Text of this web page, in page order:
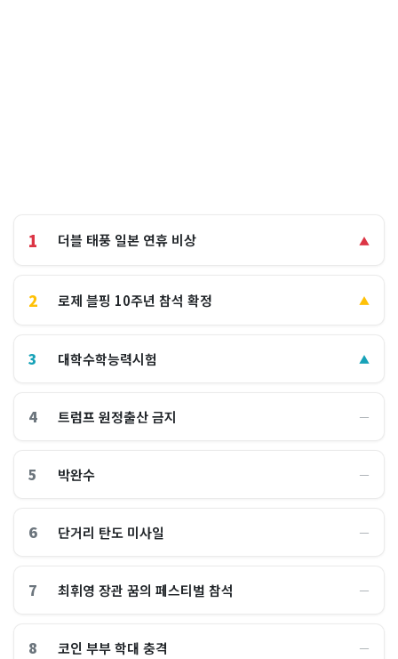
1 더블 태풍 일본 연휴 비상 ▲
2 로제 블핑 10주년 참석 확정 ▲
3 대학수학능력시험 ▲
4 트럼프 원정출산 금지 ―
5 박완수 ―
6 단거리 탄도 미사일 ―
7 최휘영 장관 꿈의 페스티벌 참석 ―
8 코인 부부 학대 충격 ―